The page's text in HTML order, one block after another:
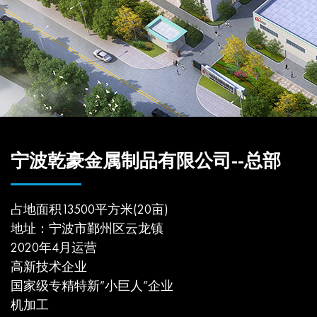
宁波乾豪金属制品有限公司--总部
占地面积13500平方米(20亩)
地址：宁波市鄞州区云龙镇
2020年4月运营
高新技术企业
国家级专精特新”小巨人”企业
机加工